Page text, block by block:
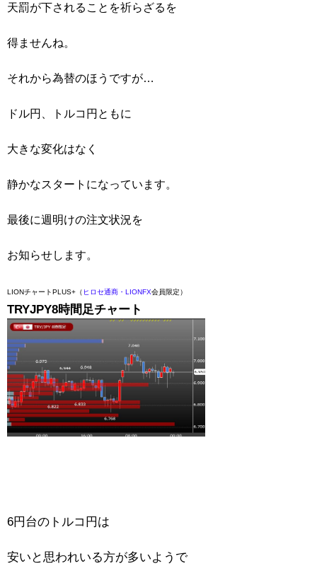
天罰が下されることを祈らざるを
得ませんね。
それから為替のほうですが…
ドル円、トルコ円ともに
大きな変化はなく
静かなスタートになっています。
最後に週明けの注文状況を
お知らせします。
LIONチャートPLUS+（ ヒロセ通商・LIONFX会員限定）
TRYJPY8時間足チャート
6円台のトルコ円は
安いと思われいる方が多いようで